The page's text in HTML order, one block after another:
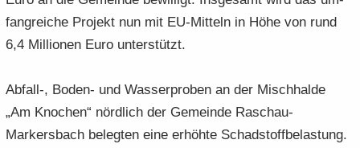
fang­rei­che Pro­jekt nun mit EU-​Mitteln in Höhe von rund
6,4 Mil­lio­nen Euro un­ter­stützt.
Abfall-​, Boden-​ und Was­ser­pro­ben an der Misch­hal­de
„Am Kno­chen“ nörd­lich der Ge­mein­de Raschau-​
Markersbach be­leg­ten eine er­höh­te Schad­stoff­be­las­tung.